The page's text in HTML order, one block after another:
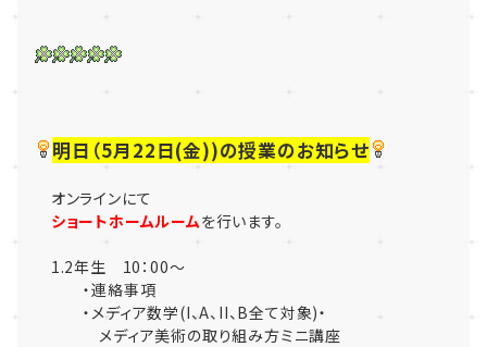
明日（5月22日(金))の授業のお知らせ
オンラインにて
ショートホームルームを行います。
1.2年生 10：00～
・連絡事項
・メディア数学(I、A、II、B全て対象)・
メディア美術の取り組み方ミニ講座